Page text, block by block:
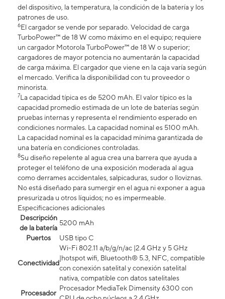
del dispositivo, la temperatura, la condición de la batería y los
patrones de uso.
6El cargador se vende por separado. Velocidad de carga
TurboPower™ de 18 W como máximo en el equipo; requiere
un cargador Motorola TurboPower™ de 18 W o superior;
cargadores de mayor potencia no aumentarán la capacidad
de carga máxima. El cargador que viene en la caja varía según
el mercado. Verifica la disponibilidad con tu proveedor o
minorista.
7La capacidad típica es de 5200 mAh. El valor típico es la
capacidad promedio estimada de un lote de baterías según
pruebas internas y representa el rendimiento esperado en
condiciones normales. La capacidad nominal es 5100 mAh.
La capacidad nominal es la capacidad mínima garantizada de
una batería en condiciones controladas.
8Su diseño repelente al agua crea una barrera que ayuda a
proteger el teléfono de una exposición moderada al agua
como derrames accidentales, salpicaduras, sudor o lloviznas.
No está diseñado para sumergir en el agua ni exponer a agua
presurizada u otros líquidos; no es impermeable.
Especificaciones adicionales
Descripción
de la batería
5200 mAh
Puertos
USB tipo C
Conectividad
Wi-Fi 802.11 a/b/g/n/ac |2.4 GHz y 5 GHz
|hotspot wifi, Bluetooth® 5.3, NFC, compatible
con conexión satelital y conexión satelital
nativa, compatible con datos satelitales
Procesador
Procesador MediaTek Dimensity 6300 con